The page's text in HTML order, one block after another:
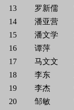
13
罗新儒
14
潘亚营
15
潘文学
16
谭萍
17
马文文
18
李东
19
李杰
20
邹敏